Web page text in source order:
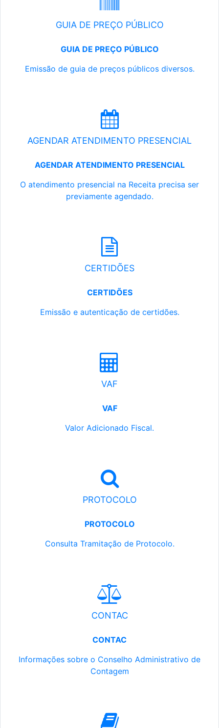
GUIA DE PREÇO PÚBLICO
GUIA DE PREÇO PÚBLICO
Emissão de guia de preços públicos diversos.
AGENDAR ATENDIMENTO PRESENCIAL
AGENDAR ATENDIMENTO PRESENCIAL
O atendimento presencial na Receita precisa ser
previamente agendado.
CERTIDÕES
CERTIDÕES
Emissão e autenticação de certidões.
VAF
VAF
Valor Adicionado Fiscal.
PROTOCOLO
PROTOCOLO
Consulta Tramitação de Protocolo.
CONTAC
CONTAC
Informações sobre o Conselho Administrativo de
Contagem